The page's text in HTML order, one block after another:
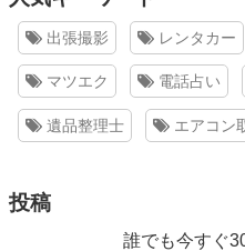
出張撮影 レンタカー
マツエク 電話占い
遺品整理士 エアコン
投稿
誰でも今すぐ